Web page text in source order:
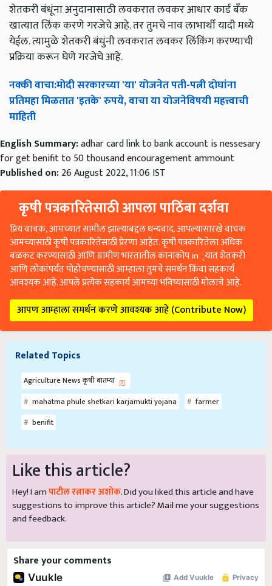
शेतकरी बंधूंना अनुदानासाठी लवकरात लवकर आधार कार्ड बँक
खात्यात लिंक करणे गरजेचे आहे. तर तुमचे नाव लाभार्थी यादी मध्ये
येईल. त्यामुळे शेतकरी बंधुंनी लवकरात लवकर लिंकिंग करण्याची
प्रक्रिया करून घेणे गरजेचे आहे.
नक्कीवाचा:मोदीसरकारच्या'या'योजनेतपती-पत्नीदोघांना
प्रतिमहामिळतात'इतके'रुपये,वाचायायोजनेविषयीमहत्त्वाची
माहिती
English Summary:adhar card link to bank account is nessesary
for get benifit to 50 thousand encouragement ammount
Published on:26 August 2022, 11:06 IST
कृषी पत्रकारितेसाठी आपला पाठिंबा दर्शवा
प्रिय वाचक, आमच्यात सामील झाल्याबद्दल धन्यवाद. आपल्यासारखे वाचक
आमच्यासाठी कृषी पत्रकारितेसाठी प्रेरणा आहेत. कृषी पत्रकारितेला अधिक
बळकट करण्यासाठी आणि ग्रामीण भारतातील कानाकोप in्यात शेतकरी
आणि लोकांपर्यंत पोहोचण्यासाठी आम्हाला तुमचे समर्थन किंवा सहकार्य
आवश्यक आहे. आपले प्रत्येक सहकार्य आमच्या भविष्यासाठी मोलाचे आहे.
आपण आम्हाला समर्थन करणे आवश्यक आहे (Contribute Now)
Related Topics
Agriculture News कृषी बातम्या
mahatma phule shetkari karjamukti yojana
farmer
benifit
Like this article?
Hey! I amपाटील रत्नाकर अशोक. Did you liked this article and have
suggestions to improve this article?Mailme your suggestions
and feedback.
Share your comments